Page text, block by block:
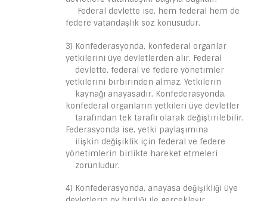
Federal devlette ise, hem federal hem de
federe vatandaşlık söz konusudur.
3) Konfederasyonda, konfederal organlar
yetkilerini üye devletlerden alır. Federal
devlette, federal ve federe yönetimler
yetkilerini birbirinden almaz. Yetkilerin
kaynağı anayasadır. Konfederasyonda,
konfederal organların yetkileri üye devletler
tarafından tek taraflı olarak değiştirilebilir.
Federasyonda ise, yetki paylaşımına
ilişkin değişiklik için federal ve federe
yönetimlerin birlikte hareket etmeleri
zorunludur.
4) Konfederasyonda, anayasa değişikliği üye